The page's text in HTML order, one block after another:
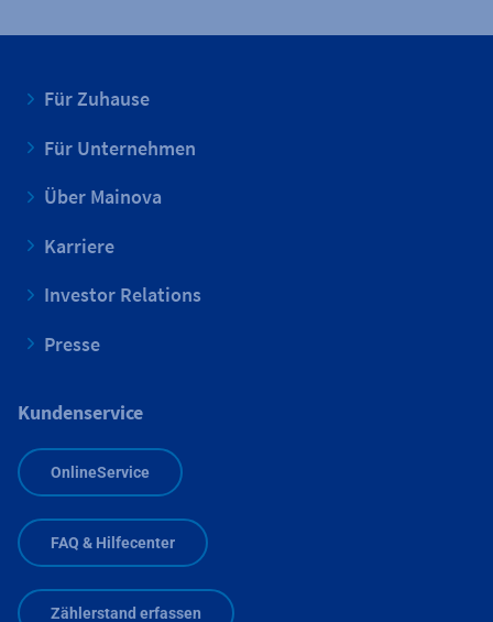
Für Zuhause
Für Unternehmen
Über Mainova
Karriere
Investor Relations
Presse
Kundenservice
OnlineService
FAQ & Hilfecenter
Zählerstand erfassen